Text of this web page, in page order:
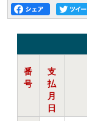
番
号
支
払
月
日